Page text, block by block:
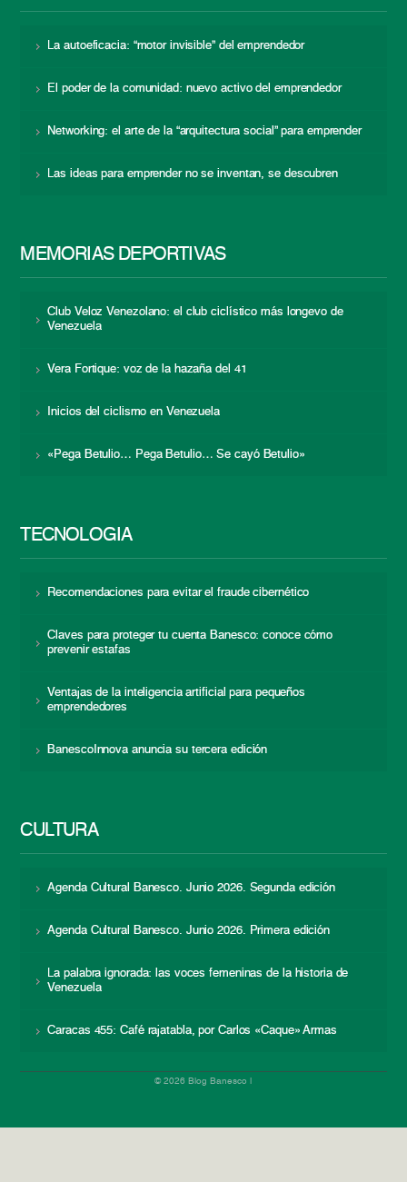
La autoeficacia: “motor invisible” del emprendedor
El poder de la comunidad: nuevo activo del emprendedor
Networking: el arte de la “arquitectura social” para emprender
Las ideas para emprender no se inventan, se descubren
MEMORIAS DEPORTIVAS
Club Veloz Venezolano: el club ciclístico más longevo de
Venezuela
Vera Fortique: voz de la hazaña del 41
Inicios del ciclismo en Venezuela
«Pega Betulio… Pega Betulio… Se cayó Betulio»
TECNOLOGÍA
Recomendaciones para evitar el fraude cibernético
Claves para proteger tu cuenta Banesco: conoce cómo
prevenir estafas
Ventajas de la inteligencia artificial para pequeños
emprendedores
BanescoInnova anuncia su tercera edición
CULTURA
Agenda Cultural Banesco. Junio 2026. Segunda edición
Agenda Cultural Banesco. Junio 2026. Primera edición
La palabra ignorada: las voces femeninas de la historia de
Venezuela
Caracas 455: Café rajatabla, por Carlos «Caque» Armas
© 2026 Blog Banesco |